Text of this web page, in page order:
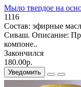
Мыло твердое на
1116
Состав: эфирные
Сиваш. Описание:
компоне..
Закончился
180.00р.
Уведомить